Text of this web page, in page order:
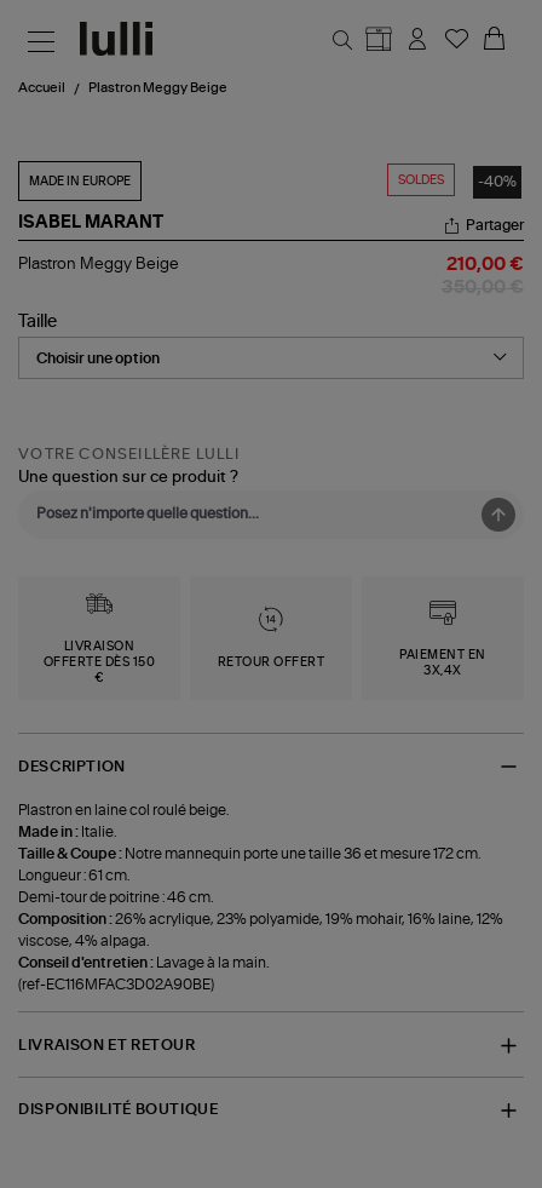
Accueil Plastron Meggy Beige
SOLDES -40%
MADE IN EUROPE
ISABEL MARANT
Plastron
Partager
Plastron Meggy Beige 210,00 €
Taille
VOTRE CONSEILLÈRE LULLI
Une question sur ce produit ?
LIVRAISON
OFFERTE DÈS 150
€
RETOUR OFFERT
PAIEMENT EN
3X,4X
DESCRIPTION
Plastron en laine col roulé beige.
Made in : Italie.
Taille & Coupe : Notre mannequin porte une taille 36 et mesure 172 cm.
Longueur : 61 cm.
Demi-tour de poitrine : 46 cm.
Composition :26% acrylique, 23% polyamide, 19% mohair, 16% laine, 12%
viscose, 4% alpaga.
Conseil d'entretien :
Lavage à la main.
(ref-EC116MFAC3D02A90BE)
LIVRAISON ET RETOUR
DISPONIBILITÉ BOUTIQUE